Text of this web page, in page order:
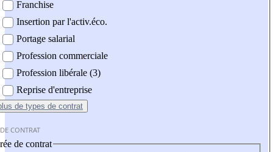
Franchise
Insertion par l'activ.éco.
Portage salarial
Profession commerciale
Profession libérale (3)
Reprise d'entreprise
de types de contrat
CONTRAT
de contrat